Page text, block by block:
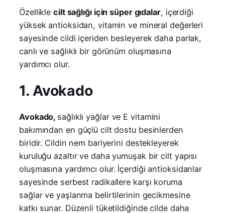
Özellikle cilt sağlığı için süper gıdalar, içerdiği
yüksek antioksidan, vitamin ve mineral değerleri
sayesinde cildi içeriden besleyerek daha parlak,
canlı ve sağlıklı bir görünüm oluşmasına
yardımcı olur.
1. Avokado
Avokado, sağlıklı yağlar ve E vitamini
bakımından en güçlü cilt dostu besinlerden
biridir. Cildin nem bariyerini destekleyerek
kuruluğu azaltır ve daha yumuşak bir cilt yapısı
oluşmasına yardımcı olur. İçerdiği antioksidanlar
sayesinde serbest radikallere karşı koruma
sağlar ve yaşlanma belirtilerinin gecikmesine
katkı sunar. Düzenli tüketildiğinde cilde daha